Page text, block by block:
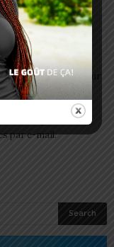
ce navigateur pour
par e-mail.
par e-mail.